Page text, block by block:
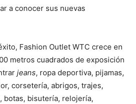
a conocer sus nuevas
Fashion Outlet WTC crece en
metros cuadrados de exposición
jeans, ropa deportiva, pijamas,
corsetería, abrigos, trajes,
botas, bisutería, relojería,